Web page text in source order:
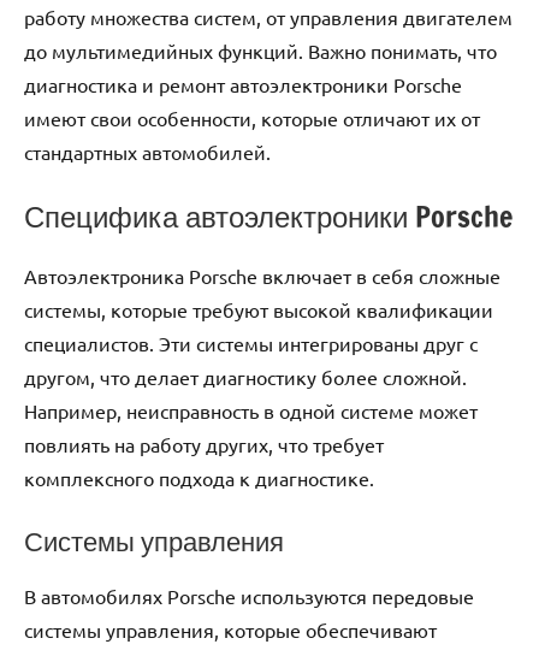
работу множества систем, от управления двигателем
до мультимедийных функций. Важно понимать, что
диагностика и ремонт автоэлектроники Porsche
имеют свои особенности, которые отличают их от
стандартных автомобилей.
Специфика автоэлектроники Porsche
Автоэлектроника Porsche включает в себя сложные
системы, которые требуют высокой квалификации
специалистов. Эти системы интегрированы друг с
другом, что делает диагностику более сложной.
Например, неисправность в одной системе может
повлиять на работу других, что требует
комплексного подхода к диагностике.
Системы управления
В автомобилях Porsche используются передовые
системы управления, которые обеспечивают